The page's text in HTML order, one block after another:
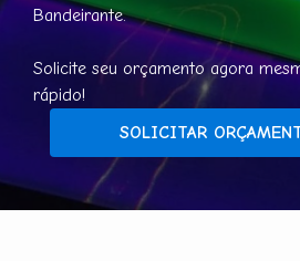
Bandeirante.
Solicite seu orçamento agora
rápido!
SOLICITAR